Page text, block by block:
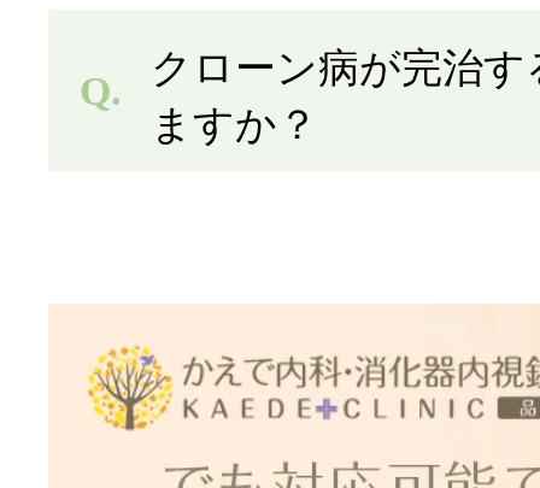
クローン病が完治
ますか？
いです。自己判断で治
的な検査などで病状